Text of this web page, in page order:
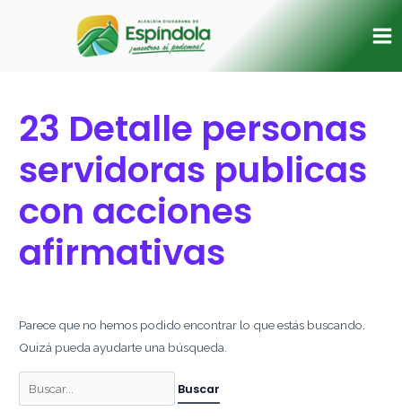
23 Detalle personas
servidoras publicas
con acciones
afirmativas
Parece que no hemos podido encontrar lo que estás buscando.
Quizá pueda ayudarte una búsqueda.